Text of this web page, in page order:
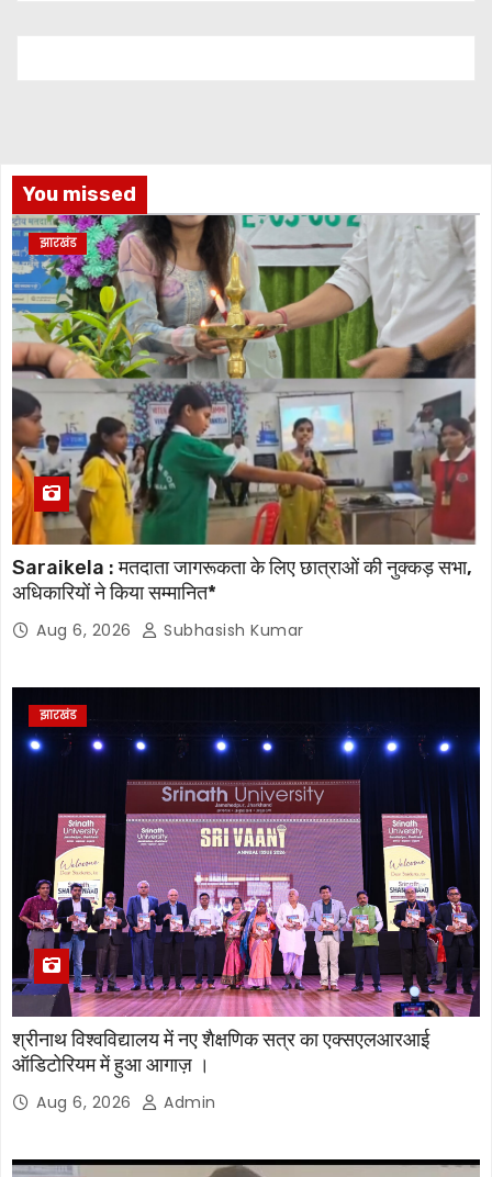
You missed
झारखंड
Saraikela : मतदाता जागरूकता के लिए छात्राओं की नुक्कड़ सभा,
अधिकारियों ने किया सम्मानित*
Aug 6, 2026 Subhasish Kumar
झारखंड
श्रीनाथ विश्वविद्यालय में नए शैक्षणिक सत्र का एक्सएलआरआई
ऑडिटोरियम में हुआ आगाज़ ।
Aug 6, 2026 Admin